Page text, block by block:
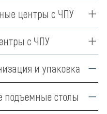
центры с ЧПУ
с ЧПУ
и упаковка
подъемные столы